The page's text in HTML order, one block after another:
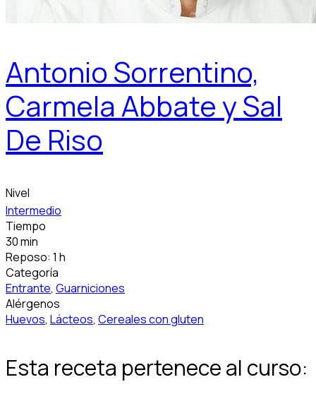
Antonio Sorrentino,
Carmela Abbate y Sal
De Riso
Nivel
Intermedio
Tiempo
30 min
Reposo: 1 h
Categoría
Entrante, Guarniciones
Alérgenos
Huevos, Lácteos, Cereales con gluten
Esta receta pertenece al curso: